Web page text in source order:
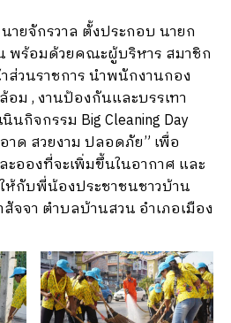
นายจักรวาล ตั้งประกอบ นายก
พร้อมด้วยคณะผู้บริหาร สมาชิก
ส่วนราชการ นำพนักงานกอง
ม , งานป้องกันและบรรเทา
กิจกรรม Big Cleaning Day
ด สวยงาม ปลอดภัย” เพื่อ
ะอองที่จะเพิ่มขึ้นในอากาศ และ
ห้กับพี่น้องประชาชนชาวบ้าน
จจา ตำบลบ้านสวน อำเภอเมือง